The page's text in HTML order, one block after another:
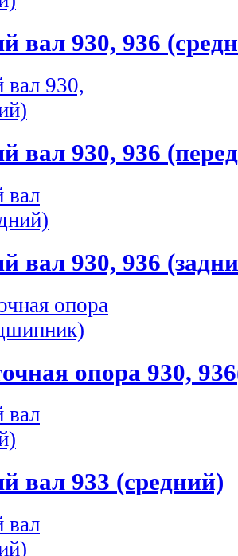
вал 930, 936
вал 930, 936
вал 930, 936
опора 930,
вал 933 (средний)